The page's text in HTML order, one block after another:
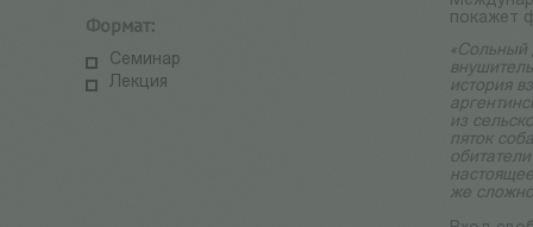
Формат:
Семинар
Лекция
покажет
«Сольный
история
из
пяток
же